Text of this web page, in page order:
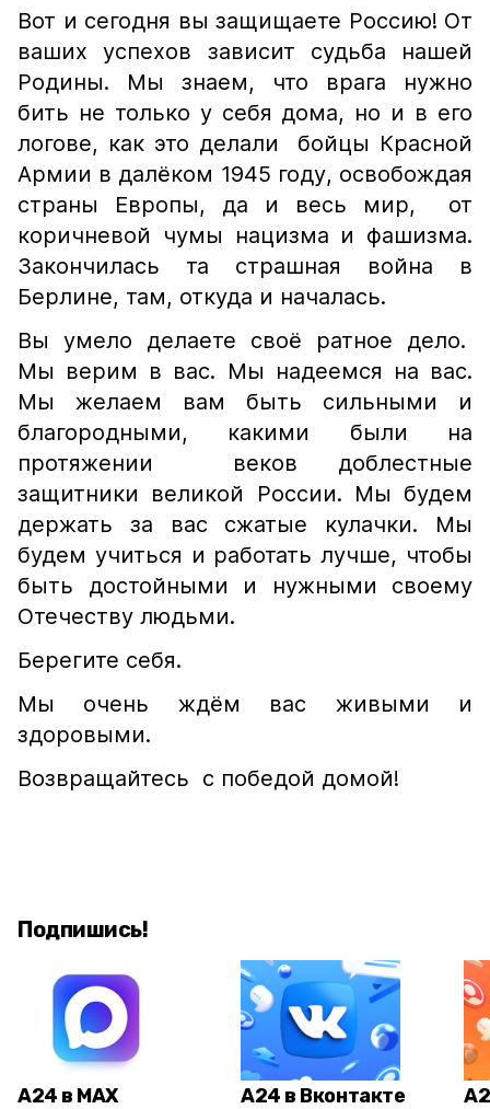
Вот и сегодня вы защищаете Россию! От
ваших успехов зависит судьба нашей
Родины. Мы знаем, что врага нужно
бить не только у себя дома, но и в его
логове, как это делали бойцы Красной
Армии в далёком 1945 году, освобождая
страны Европы, да и весь мир, от
коричневой чумы нацизма и фашизма.
Закончилась та страшная война в
Берлине, там, откуда и началась.
Вы умело делаете своё ратное дело.
Мы верим в вас. Мы надеемся на вас.
Мы желаем вам быть сильными и
благородными, какими были на
протяжении веков доблестные
защитники великой России. Мы будем
держать за вас сжатые кулачки. Мы
будем учиться и работать лучше, чтобы
быть достойными и нужными своему
Отечеству людьми.
Берегите себя.
Мы очень ждём вас живыми и
здоровыми.
Возвращайтесь с победой домой!
Подпишись!
А24 в MAX А24 в Вконтакте